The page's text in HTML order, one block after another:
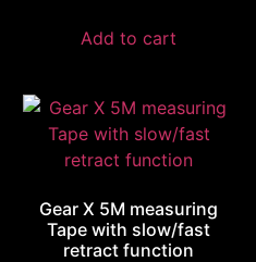
Add to cart
Gear X 5M measuring
Tape with slow/fast
retract function